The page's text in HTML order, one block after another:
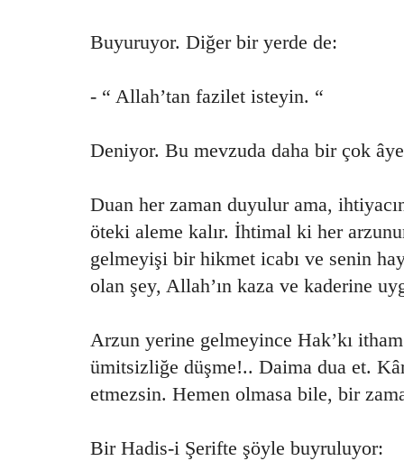
Buyuruyor. Diğer bir yerde de:
- “ Allah’tan fazilet isteyin. “
Deniyor. Bu mevzuda daha bir çok
Duan her zaman duyulur ama,
öteki aleme kalır. İhtimal ki her
gelmeyişi bir hikmet icabı ve senin
olan şey, Allah’ın kaza ve kaderine
Arzun yerine gelmeyince Hak’kı
ümitsizliğe düşme!.. Daima dua et.
etmezsin. Hemen olmasa bile, bir
Bir Hadis-i Şerifte şöyle buyruluyor: